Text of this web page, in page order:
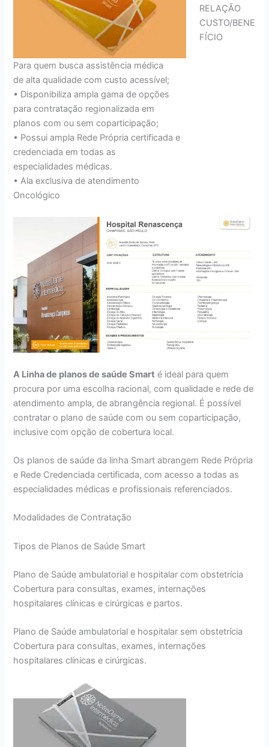
RELAÇÃO
CUSTO/BENE
FÍCIO
Para quem busca assistência médica
de alta qualidade com custo acessível;
• Disponibiliza ampla gama de opções
para contratação regionalizada em
planos com ou sem coparticipação;
• Possui ampla Rede Própria certificada e
credenciada em todas as
especialidades médicas.
• Ala exclusiva de atendimento
Oncológico
A Linha de planos de saúde Smart é ideal para quem
procura por uma escolha racional, com qualidade e rede de
atendimento ampla, de abrangência regional. É possível
contratar o plano de saúde com ou sem coparticipação,
inclusive com opção de cobertura local.
Os planos de saúde da linha Smart abrangem Rede Própria
e Rede Credenciada certificada, com acesso a todas as
especialidades médicas e profissionais referenciados.
Modalidades de Contratação
Tipos de Planos de Saúde Smart
Plano de Saúde ambulatorial e hospitalar com obstetrícia
Cobertura para consultas, exames, internações
hospitalares clínicas e cirúrgicas e partos.
Plano de Saúde ambulatorial e hospitalar sem obstetrícia
Cobertura para consultas, exames, internações
hospitalares clínicas e cirúrgicas.